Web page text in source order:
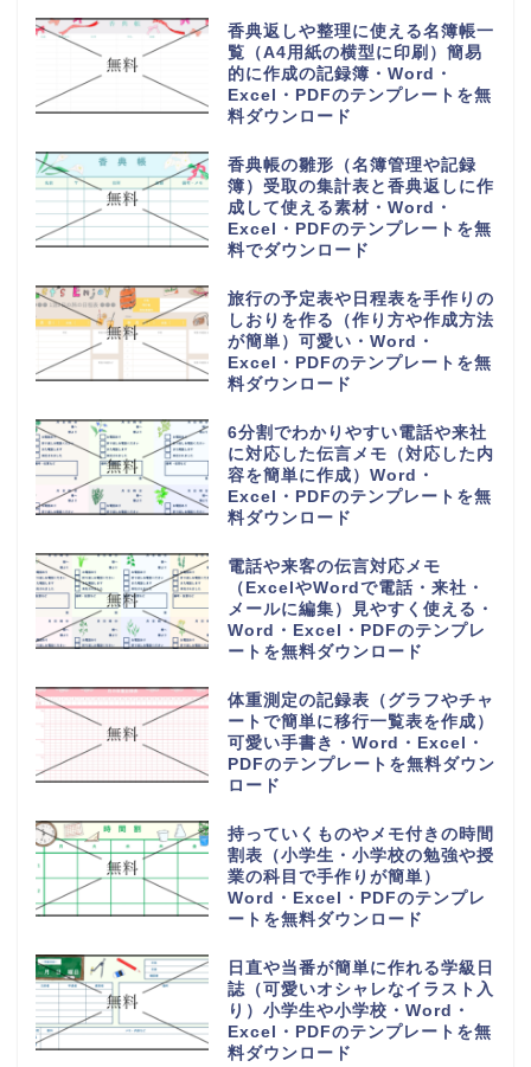
香典返しや整理に使える名簿帳一
覧（A4用紙の横型に印刷）簡易
的に作成の記録簿・Word・
Excel・PDFのテンプレートを無
料ダウンロード
香典帳の雛形（名簿管理や記録
簿）受取の集計表と香典返しに作
成して使える素材・Word・
Excel・PDFのテンプレートを無
料でダウンロード
旅行の予定表や日程表を手作りの
しおりを作る（作り方や作成方法
が簡単）可愛い・Word・
Excel・PDFのテンプレートを無
料ダウンロード
6分割でわかりやすい電話や来社
に対応した伝言メモ（対応した内
容を簡単に作成）Word・
Excel・PDFのテンプレートを無
料ダウンロード
電話や来客の伝言対応メモ
（ExcelやWordで電話・来社・
メールに編集）見やすく使える・
Word・Excel・PDFのテンプレ
ートを無料ダウンロード
体重測定の記録表（グラフやチャ
ートで簡単に移行一覧表を作成）
可愛い手書き・Word・Excel・
PDFのテンプレートを無料ダウン
ロード
持っていくものやメモ付きの時間
割表（小学生・小学校の勉強や授
業の科目で手作りが簡単）
Word・Excel・PDFのテンプレ
ートを無料ダウンロード
日直や当番が簡単に作れる学級日
誌（可愛いオシャレなイラスト入
り）小学生や小学校・Word・
Excel・PDFのテンプレートを無
料ダウンロード